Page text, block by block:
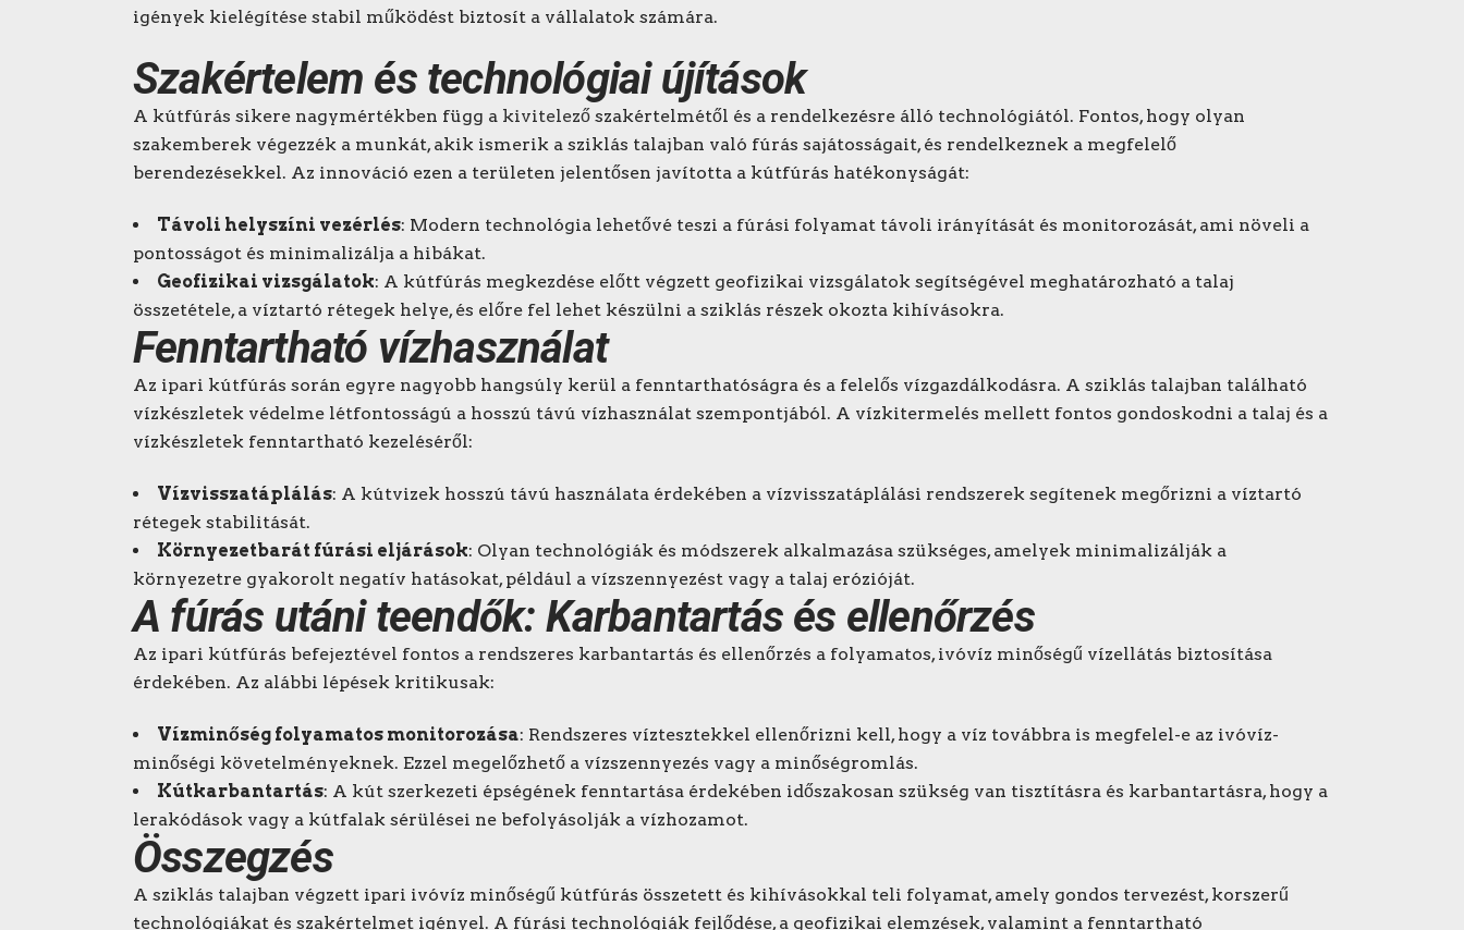
igények kielégítése stabil működést biztosít a vállalatok számára.
Szakértelem és technológiai újítások
A kútfúrás sikere nagymértékben függ a kivitelező szakértelmétől és a rendelkezésre álló technológiától. Fontos, hogy olyan
szakemberek végezzék a munkát, akik ismerik a sziklás talajban való fúrás sajátosságait, és rendelkeznek a megfelelő
berendezésekkel. Az innováció ezen a területen jelentősen javította a kútfúrás hatékonyságát:
Távoli helyszíni vezérlés: Modern technológia lehetővé teszi a fúrási folyamat távoli irányítását és monitorozását, ami növeli a
pontosságot és minimalizálja a hibákat.
Geofizikai vizsgálatok: A kútfúrás megkezdése előtt végzett geofizikai vizsgálatok segítségével meghatározható a talaj
összetétele, a víztartó rétegek helye, és előre fel lehet készülni a sziklás részek okozta kihívásokra.
Fenntartható vízhasználat
Az ipari kútfúrás során egyre nagyobb hangsúly kerül a fenntarthatóságra és a felelős vízgazdálkodásra. A sziklás talajban található
vízkészletek védelme létfontosságú a hosszú távú vízhasználat szempontjából. A vízkitermelés mellett fontos gondoskodni a talaj és a
vízkészletek fenntartható kezeléséről:
Vízvisszatáplálás: A kútvizek hosszú távú használata érdekében a vízvisszatáplálási rendszerek segítenek megőrizni a víztartó
rétegek stabilitását.
Környezetbarát fúrási eljárások: Olyan technológiák és módszerek alkalmazása szükséges, amelyek minimalizálják a
környezetre gyakorolt negatív hatásokat, például a vízszennyezést vagy a talaj erózióját.
A fúrás utáni teendők: Karbantartás és ellenőrzés
Az ipari kútfúrás befejeztével fontos a rendszeres karbantartás és ellenőrzés a folyamatos, ivóvíz minőségű vízellátás biztosítása
érdekében. Az alábbi lépések kritikusak:
Vízminőség folyamatos monitorozása: Rendszeres víztesztekkel ellenőrizni kell, hogy a víz továbbra is megfelel-e az ivóvíz-
minőségi követelményeknek. Ezzel megelőzhető a vízszennyezés vagy a minőségromlás.
Kútkarbantartás: A kút szerkezeti épségének fenntartása érdekében időszakosan szükség van tisztításra és karbantartásra, hogy a
lerakódások vagy a kútfalak sérülései ne befolyásolják a vízhozamot.
Összegzés
A sziklás talajban végzett ipari ivóvíz minőségű kútfúrás összetett és kihívásokkal teli folyamat, amely gondos tervezést, korszerű
technológiákat és szakértelmet igényel. A fúrási technológiák fejlődése, a geofizikai elemzések, valamint a fenntartható